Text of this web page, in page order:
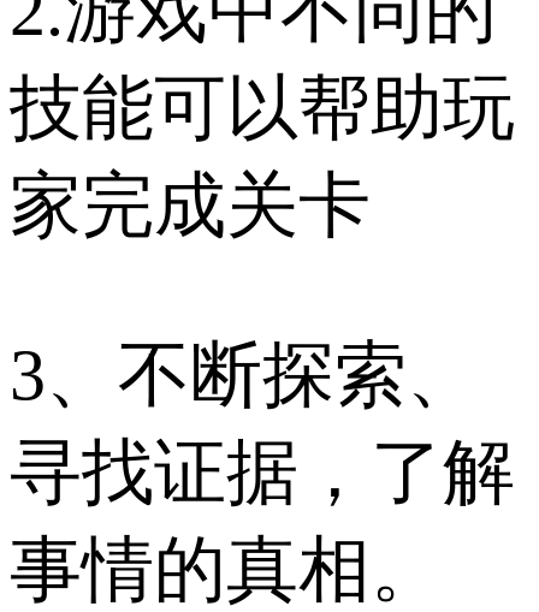
技能可以帮助玩
家完成关卡
3、不断探索、
寻找证据，了解
事情的真相。